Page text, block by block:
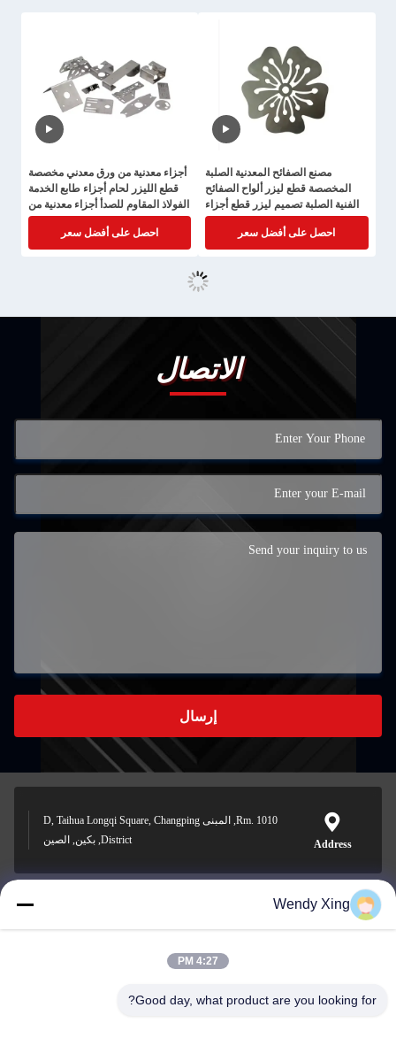
مصنع الصفائح المعدنية الصلبة
المخصصة قطع ليزر ألواح الصفائح
الفنية الصلبة تصميم ليزر قطع أجزاء
احصل على أفضل سعر
أجزاء معدنية من ورق معدني مخصصة
قطع الليزر لحام أجزاء طابع الخدمة
الفولاذ المقاوم للصدأ أجزاء معدنية من
ورق معدني
احصل على أفضل سعر
الاتصال
إرسال
Address
Rm. 1010, المبنى D, Taihua Longqi Square, Changping
District, بكين, الصين
jesingd@vip.sina.com
Wendy Xing
4:27 PM
Good day, what product are you looking for?